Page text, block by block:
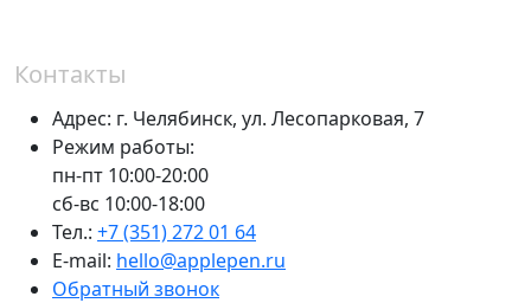
Контакты
Адрес: г. Челябинск, ул. Лесопарковая, 7
Режим работы:
пн-пт 10:00-20:00
сб-вс 10:00-18:00
Тел.: +7 (351) 272 01 64
E-mail: hello@applepen.ru
Обратный звонок